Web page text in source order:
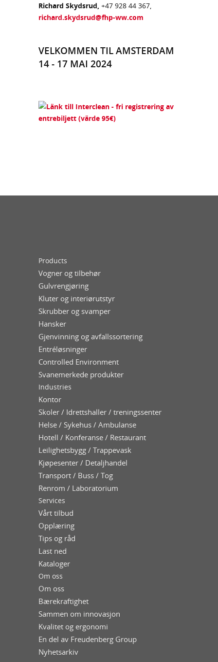
Richard Skydsrud, +47 928 44 367,
richard.skydsrud@fhp-ww.com
VELKOMMEN TIL AMSTERDAM
14 - 17 MAI 2024
Products
Vogner og tilbehør
Gulvrengjøring
Kluter og interiørutstyr
Skrubber og svamper
Hansker
Gjenvinning og avfallssortering
Entréløsninger
Controlled Environment
Svanemerkede produkter
Industries
Kontor
Skoler / Idrettshaller / treningssenter
Helse / Sykehus / Ambulanse
Hotell / Konferanse / Restaurant
Leilighetsbygg / Trappevask
Kjøpesenter / Detaljhandel
Transport / Buss / Tog
Renrom / Laboratorium
Services
Vårt tilbud
Opplæring
Tips og råd
Last ned
Kataloger
Om oss
Om oss
Bærekraftighet
Sammen om innovasjon
Kvalitet og ergonomi
En del av Freudenberg Group
Nyhetsarkiv